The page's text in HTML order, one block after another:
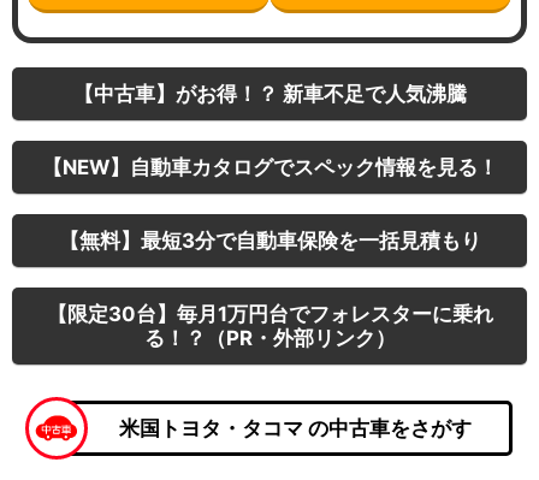
【中古車】がお得！？ 新車不足で人気沸騰
【NEW】自動車カタログでスペック情報を見る！
【無料】最短3分で自動車保険を一括見積もり
【限定30台】毎月1万円台でフォレスターに乗れ
る！？（PR・外部リンク）
米国トヨタ・タコマ の中古車をさがす